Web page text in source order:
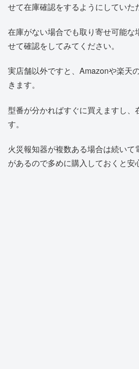
せて在庫確認をするようにしていた
在庫がない場合でも取り寄せ可能な
せて確認をしてみてください。
実店舗以外ですと、Amazonや楽天
きます。
型番が分かればすぐに買えますし、
す。
火災報知器が複数ある場合は続いて
があるので多めに購入しておくと安